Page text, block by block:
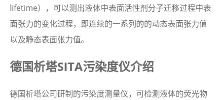
lifetime），可以测出液体中表面活性剂分子迁移过程中表
面张力的变化过程，即连续的一系列的的动态表面张力值
以及静态表面张力值。
德国析塔SITA污染度仪介绍
德国析塔公司研制的污染度测量仪，可检测液体的荧光物